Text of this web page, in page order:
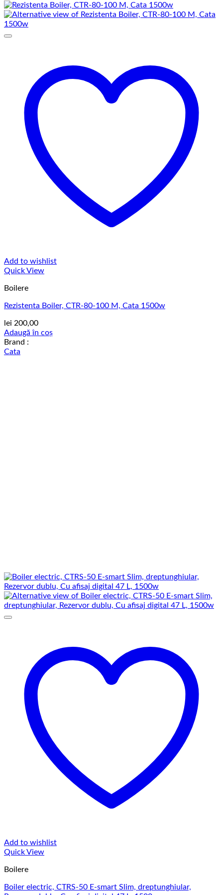
Add to wishlist
Quick View
Boilere
Rezistenta Boiler, CTR-80-100 M, Cata 1500w
lei 200,00
Adaugă în coș
Brand :
Cata
Add to wishlist
Quick View
Boilere
Boiler electric, CTRS-50 E-smart Slim, dreptunghiular,